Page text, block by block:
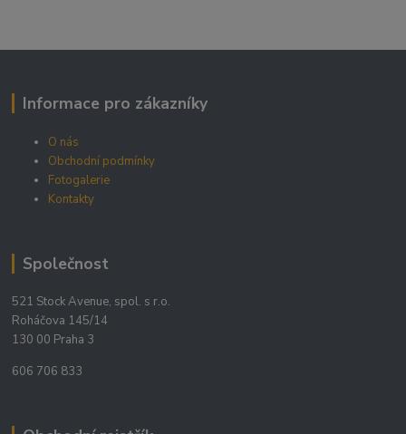
Informace pro zákazníky
O nás
Obchodní podmínky
Fotogalerie
Kontakty
Společnost
521 Stock Avenue, spol. s r.o.
Roháčova 145/14
130 00 Praha 3
606 706 833